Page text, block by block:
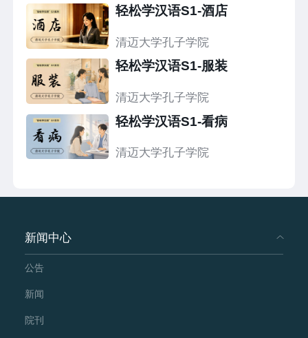
轻松学汉语S1-酒店
清迈大学孔子学院
轻松学汉语S1-服装
清迈大学孔子学院
轻松学汉语S1-看病
清迈大学孔子学院
新闻中心
公告
新闻
院刊